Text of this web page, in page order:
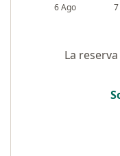
6 Ago
La